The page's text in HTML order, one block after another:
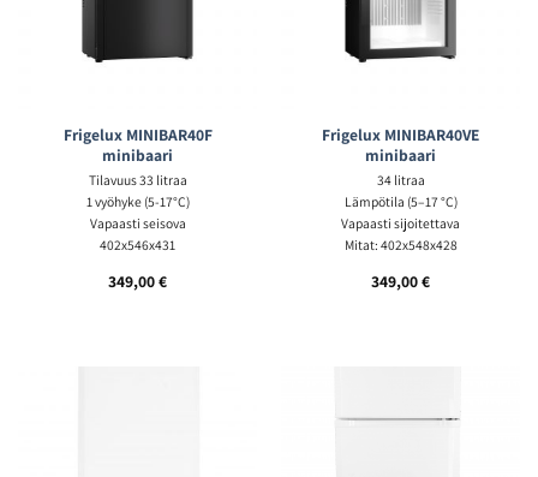
Frigelux MINIBAR40F
minibaari
Tilavuus 33 litraa
1 vyöhyke (5-17°C)
Vapaasti seisova
402x546x431
349,00€
Frigelux MINIBAR40VE
minibaari
34 litraa
Lämpötila (5–17 °C)
Vapaasti sijoitettava
Mitat: 402x548x428
349,00€